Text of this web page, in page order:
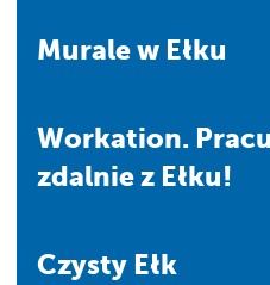
Murale w Ełku
Workation. Pracuj
zdalnie z Ełku!
Czysty Ełk